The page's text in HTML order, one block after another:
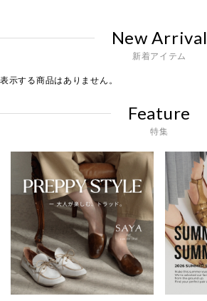
New Arrival
新着アイテム
表示する商品はありません。
Feature
特集